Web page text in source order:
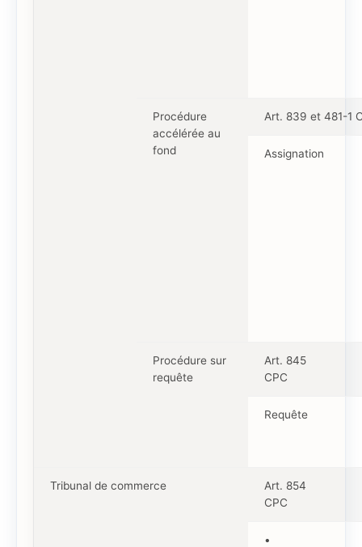
Procédure
accélérée au
fond
Art. 839 et 481-1
Assignation
Procédure sur
requête
Art. 845
CPC
Requête
Tribunal de commerce
Art. 854
CPC
•